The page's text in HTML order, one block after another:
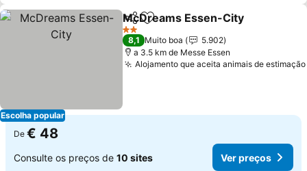
Escolha popular
PartilharAdicionar aos favoritos
McDreams Essen-City
2 Estrelas
8,1 Muito boa
5.902
a 3.5 km de Messe Essen
Alojamento que aceita animais de estimação
De € 48
Consulte os preços de 10 sites Ver preços